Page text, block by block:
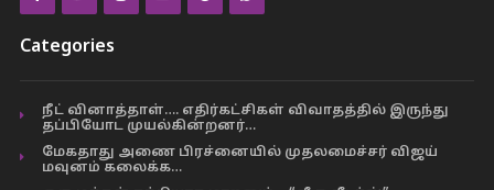
Categories
நீட் வினாத்தாள்…. எதிர்கட்சிகள் விவாதத்தில் இருந்து
தப்பியோட முயல்கின்றனர்…
மேகதாது அணை பிரச்னையில் முதலமைச்சர் விஜய்
மவுனம் கலைக்க…